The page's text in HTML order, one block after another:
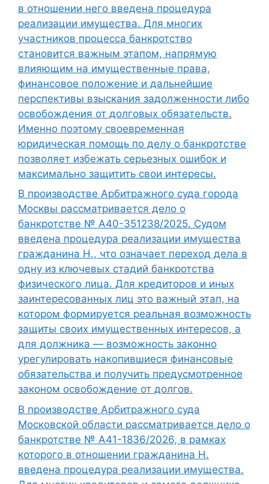
в отношении него введена процедура
реализации имущества. Для многих
участников процесса банкротство
становится важным этапом, напрямую
влияющим на имущественные права,
финансовое положение и дальнейшие
перспективы взыскания задолженности либо
освобождения от долговых обязательств.
Именно поэтому своевременная
юридическая помощь по делу о банкротстве
позволяет избежать серьезных ошибок и
максимально защитить свои интересы.
В производстве Арбитражного суда города
Москвы рассматривается дело о
банкротстве № А40-351238/2025. Судом
введена процедура реализации имущества
гражданина Н., что означает переход дела в
одну из ключевых стадий банкротства
физического лица. Для кредиторов и иных
заинтересованных лиц это важный этап, на
котором формируется реальная возможность
защиты своих имущественных интересов, а
для должника — возможность законно
урегулировать накопившиеся финансовые
обязательства и получить предусмотренное
законом освобождение от долгов.
В производстве Арбитражного суда
Московской области рассматривается дело о
банкротстве № А41-1836/2026, в рамках
которого в отношении гражданина Н.
введена процедура реализации имущества.